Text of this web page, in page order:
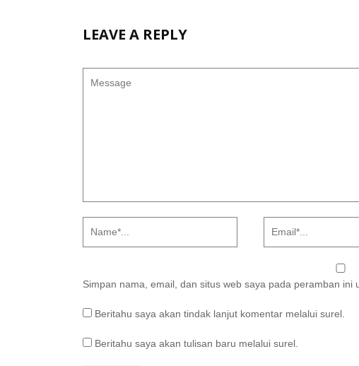
LEAVE A REPLY
Simpan nama, email, dan situs web saya pada peramban ini
Beritahu saya akan tindak lanjut komentar melalui surel.
Beritahu saya akan tulisan baru melalui surel.